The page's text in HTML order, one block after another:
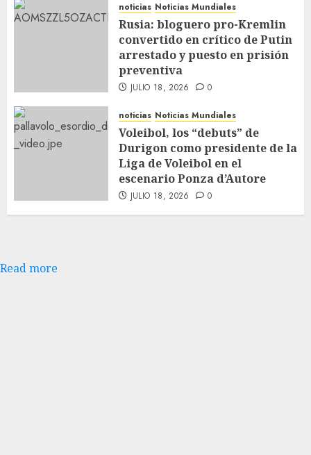
noticias Noticias Mundiales
Rusia: bloguero pro-Kremlin
convertido en crítico de Putin
arrestado y puesto en prisión
preventiva
JULIO 18, 2026 0
noticias Noticias Mundiales
Voleibol, los “debuts” de
Durigon como presidente de la
Liga de Voleibol en el
escenario Ponza d’Autore
JULIO 18, 2026 0
Read more